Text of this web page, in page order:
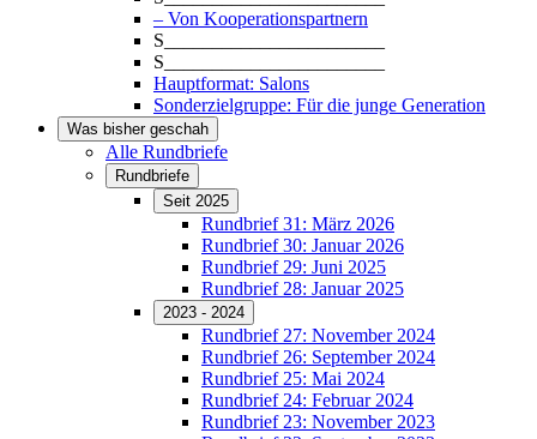
– Von Kooperationspartnern
S_______________________
S_______________________
Hauptformat: Salons
Sonderzielgruppe: Für die junge Generation
Was bisher geschah
Alle Rundbriefe
Rundbriefe
Seit 2025
Rundbrief 31: März 2026
Rundbrief 30: Januar 2026
Rundbrief 29: Juni 2025
Rundbrief 28: Januar 2025
2023 - 2024
Rundbrief 27: November 2024
Rundbrief 26: September 2024
Rundbrief 25: Mai 2024
Rundbrief 24: Februar 2024
Rundbrief 23: November 2023